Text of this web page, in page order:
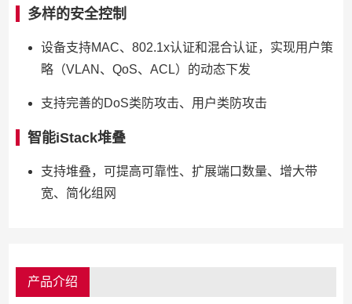
多样的安全控制
设备支持MAC、802.1x认证和混合认证，实现用户策
略（VLAN、QoS、ACL）的动态下发
支持完善的DoS类防攻击、用户类防攻击
智能iStack堆叠
支持堆叠，可提高可靠性、扩展端口数量、增大带
宽、简化组网
产品介绍